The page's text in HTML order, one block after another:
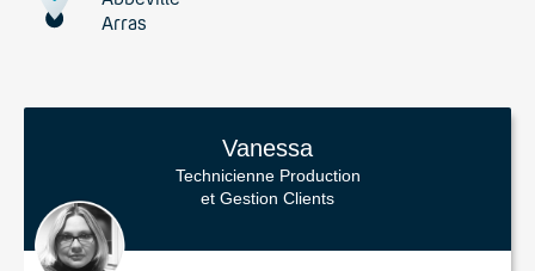
Arras
Vanessa
Technicienne Production
et Gestion Clients